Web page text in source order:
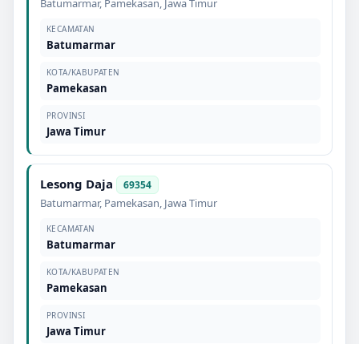
Batumarmar, Pamekasan, Jawa Timur
KECAMATAN
Batumarmar
KOTA/KABUPATEN
Pamekasan
PROVINSI
Jawa Timur
Lesong Daja 69354
Batumarmar, Pamekasan, Jawa Timur
KECAMATAN
Batumarmar
KOTA/KABUPATEN
Pamekasan
PROVINSI
Jawa Timur